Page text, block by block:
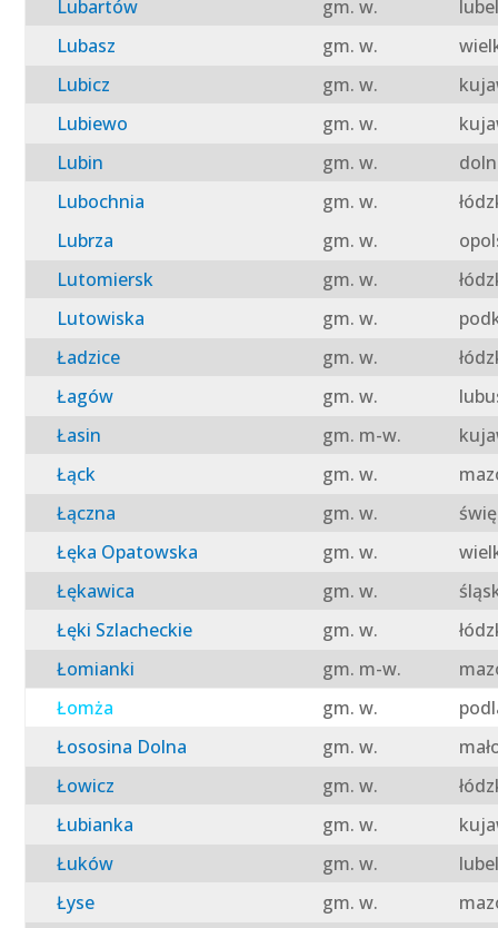
Lubartów gm. w.
Lubasz
gm. w.
Lubicz
gm. w.
Lubiewo
gm. w.
Lubin
gm. w.
Lubochnia
gm. w.
Lubrza
gm. w.
Lutomiersk
gm. w.
Lutowiska
gm. w.
Ładzice
gm. w.
Łagów
gm. w.
Łasin
gm. m-w.
Łąck
gm. w.
Łączna
gm. w.
Łęka Opatowska
gm. w.
Łękawica
gm. w.
Łęki Szlacheckie
gm. w.
Łomianki
gm. m-w.
Łomża
gm. w.
Łososina Dolna
gm. w.
Łowicz
gm. w.
Łubianka
gm. w.
Łuków
gm. w.
Łyse
gm. w.